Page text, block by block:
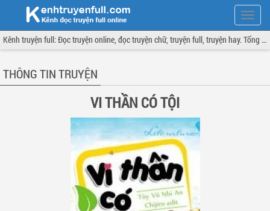
Hiện
menu
Kênh truyện full: Đọc truyện online, đọc truyện chữ, truyện full, truyện hay. Tổng hợp đầy đủ và cập nhật liên tục.
THÔNG TIN TRUYỆN
VI THẦN CÓ TỘI